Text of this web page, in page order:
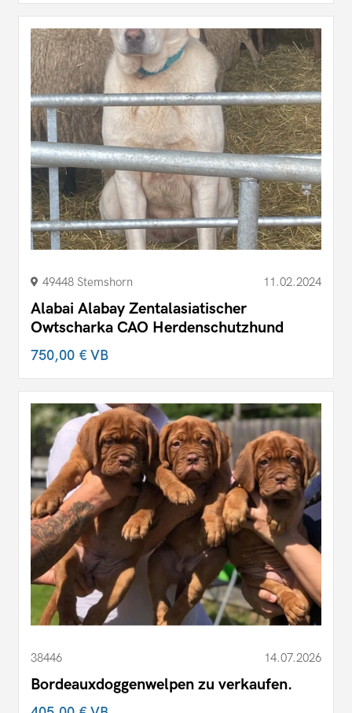
49448 Stemshorn 11.02.2024
Alabai Alabay Zentalasiatischer
Owtscharka CAO Herdenschutzhund
750,00 €VB
38446 14.07.2026
Bordeauxdoggenwelpen zu verkaufen.